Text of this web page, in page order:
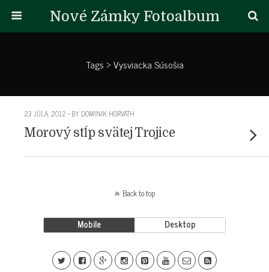
Nové Zámky Fotoalbum
Tags › Vysviacka Súsošia
23 JÚLA, 2012 • BY DOMINIK HORVATH
Morový stĺp svätej Trojice
Back to top
Mobile Desktop